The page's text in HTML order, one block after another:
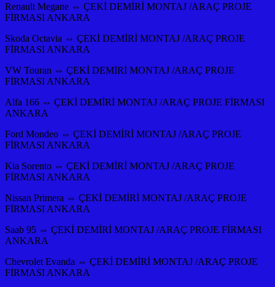
Renault Megane ⇔ ÇEKİ DEMİRİ MONTAJ /ARAÇ PROJE
FİRMASI ANKARA
Skoda Octavia ⇔ ÇEKİ DEMİRİ MONTAJ /ARAÇ PROJE
FİRMASI ANKARA
VW Touran ⇔ ÇEKİ DEMİRİ MONTAJ /ARAÇ PROJE
FİRMASI ANKARA
Alfa 166 ⇔ ÇEKİ DEMİRİ MONTAJ /ARAÇ PROJE FİRMASI
ANKARA
Ford Mondeo ⇔ ÇEKİ DEMİRİ MONTAJ /ARAÇ PROJE
FİRMASI ANKARA
Kia Sorento ⇔ ÇEKİ DEMİRİ MONTAJ /ARAÇ PROJE
FİRMASI ANKARA
Nissan Primera ⇔ ÇEKİ DEMİRİ MONTAJ /ARAÇ PROJE
FİRMASI ANKARA
Saab 95 ⇔ ÇEKİ DEMİRİ MONTAJ /ARAÇ PROJE FİRMASI
ANKARA
Chevrolet Evanda ⇔ ÇEKİ DEMİRİ MONTAJ /ARAÇ PROJE
FİRMASI ANKARA